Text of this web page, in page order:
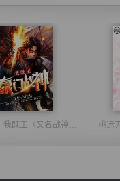
豪门战神：我既王（又名战神归来不败神婿修罗战神） 桃运